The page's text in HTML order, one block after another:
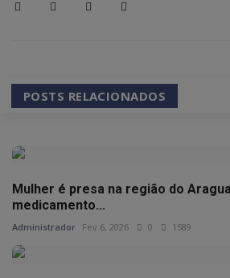
POSTS RELACIONADOS
Mulher é presa na região do
medicamento...
Administrador Fev 6, 2026 0 1589